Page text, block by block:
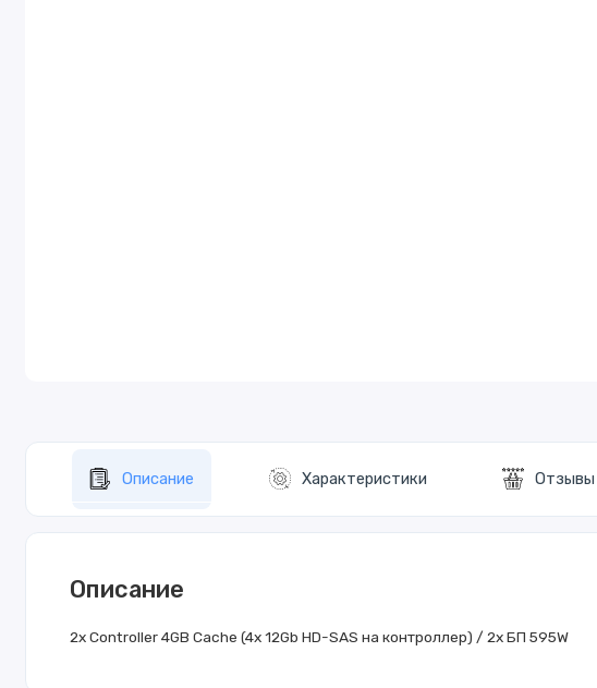
Описание Характеристики Отзывы
Описание
2x Controller 4GB Cache (4x 12Gb HD-SAS на контроллер) / 2x БП 595W